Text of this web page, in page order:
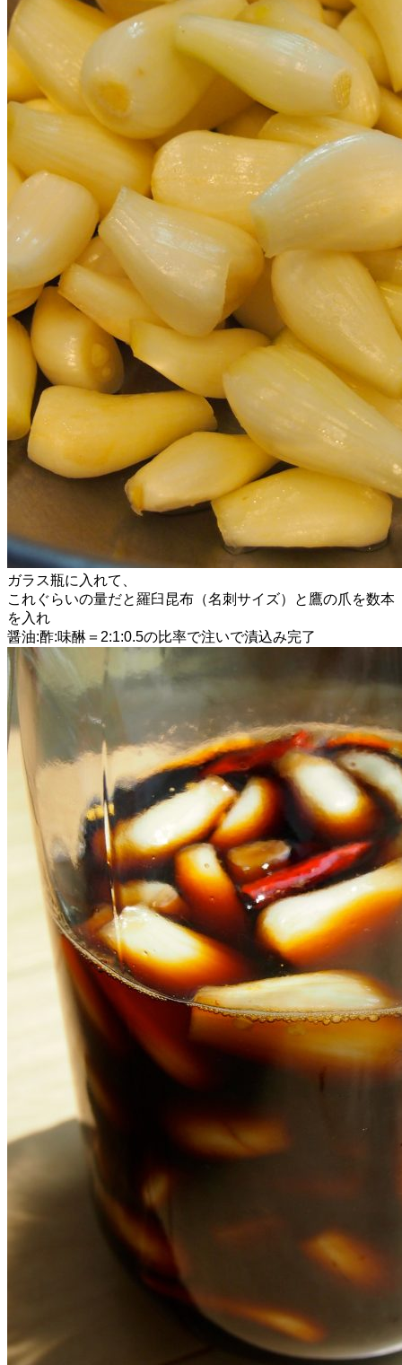
ガラス瓶に入れて、
これぐらいの量だと羅臼昆布（名刺サイズ）と鷹の爪を数本
を入れ
醤油:酢:味醂＝2:1:0.5の比率で注いで漬込み完了